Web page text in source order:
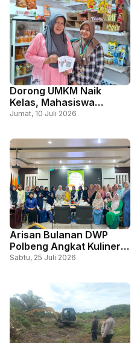
Dorong UMKM Naik
Kelas, Mahasiswa
KUKERTA UNRI 2026
QRIS di Desa Kelapapati
Jumat, 10 Juli 2026
Arisan Bulanan DWP
Polbeng Angkat Kuliner
Tradisional Bolu Misbah,
Melayu Bengkalis
Sabtu, 25 Juli 2026